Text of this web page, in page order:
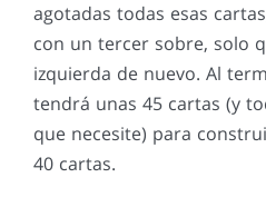
agotadas todas esas
con un tercer sobre, solo
izquierda de nuevo. Al
tendrá unas 45 cartas (y
que necesite) para
40 cartas.